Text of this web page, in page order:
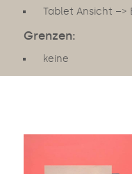
Tablet Ansicht
Grenzen:
keine